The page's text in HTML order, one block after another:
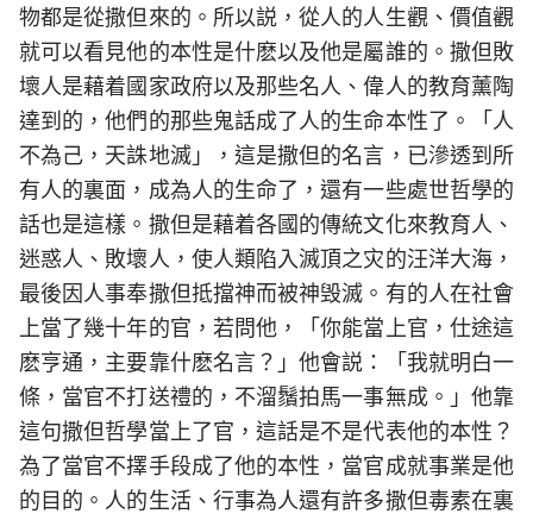
物都是從撒但來的。所以説，從人的人生觀、價值觀
就可以看見他的本性是什麽以及他是屬誰的。撒但敗
壞人是藉着國家政府以及那些名人、偉人的教育薰陶
達到的，他們的那些鬼話成了人的生命本性了。「人
不為己，天誅地滅」，這是撒但的名言，已滲透到所
有人的裏面，成為人的生命了，還有一些處世哲學的
話也是這樣。撒但是藉着各國的傳統文化來教育人、
迷惑人、敗壞人，使人類陷入滅頂之灾的汪洋大海，
最後因人事奉撒但抵擋神而被神毁滅。有的人在社會
上當了幾十年的官，若問他，「你能當上官，仕途這
麽亨通，主要靠什麽名言？」他會説：「我就明白一
條，當官不打送禮的，不溜鬚拍馬一事無成。」他靠
這句撒但哲學當上了官，這話是不是代表他的本性？
為了當官不擇手段成了他的本性，當官成就事業是他
的目的。人的生活、行事為人還有許多撒但毒素在裏